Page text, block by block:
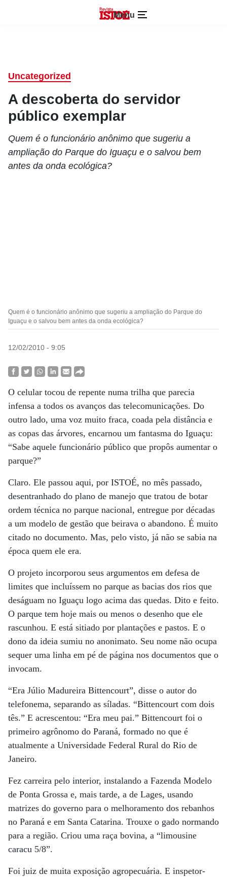
Menu
Uncategorized
A descoberta do servidor
público exemplar
Quem é o funcionário anônimo que sugeriu a
ampliação do Parque do Iguaçu e o salvou bem
antes da onda ecológica?
Quem é o funcionário anônimo que sugeriu a ampliação do Parque do
Iguaçu e o salvou bem antes da onda ecológica?
12/02/2010 - 9:05
O celular tocou de repente numa trilha que parecia
infensa a todos os avanços das telecomunicações. Do
outro lado, uma voz muito fraca, coada pela distância e
as copas das árvores, encarnou um fantasma do Iguaçu:
“Sabe aquele funcionário público que propôs aumentar o
parque?”
Claro. Ele passou aqui, por ISTOÉ, no mês passado,
desentranhado do plano de manejo que tratou de botar
ordem técnica no parque nacional, entregue por décadas
a um modelo de gestão que beirava o abandono. É muito
citado no documento. Mas, pelo visto, já não se sabia na
época quem ele era.
O projeto incorporou seus argumentos em defesa de
limites que incluíssem no parque as bacias dos rios que
deságuam no Iguaçu logo acima das quedas. Dito e feito.
O parque tem hoje mais ou menos o desenho que ele
rascunhou. E está sitiado por plantações e pastos. E o
dono da ideia sumiu no anonimato. Seu nome não ocupa
sequer uma linha em pé de página nos documentos que o
invocam.
“Era Júlio Madureira Bittencourt”, disse o autor do
telefonema, separando as síladas. “Bittencourt com dois
tês.” E acrescentou: “Era meu pai.” Bittencourt foi o
primeiro agrônomo do Paraná, formado no que é
atualmente a Universidade Federal Rural do Rio de
Janeiro.
Fez carreira pelo interior, instalando a Fazenda Modelo
de Ponta Grossa e, mais tarde, a de Lages, usando
matrizes do governo para o melhoramento dos rebanhos
no Paraná e em Santa Catarina. Trouxe o gado normando
para a região. Criou uma raça bovina, a “limousine
caracu 5/8”.
Foi juiz de muita exposição agropecuária. E inspetor-